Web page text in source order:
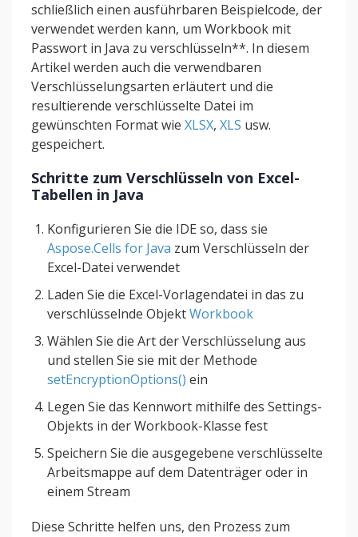
schließlich einen ausführbaren Beispielcode, der
verwendet werden kann, um Workbook mit
Passwort in Java zu verschlüsseln**. In diesem
Artikel werden auch die verwendbaren
Verschlüsselungsarten erläutert und die
resultierende verschlüsselte Datei im
gewünschten Format wie XLSX, XLS usw.
gespeichert.
Schritte zum Verschlüsseln von Excel-
Tabellen in Java
Konfigurieren Sie die IDE so, dass sie
Aspose.Cells for Java zum Verschlüsseln der
Excel-Datei verwendet
Laden Sie die Excel-Vorlagendatei in das zu
verschlüsselnde ObjektWorkbook
Wählen Sie die Art der Verschlüsselung aus
und stellen Sie sie mit der Methode
setEncryptionOptions() ein
Legen Sie das Kennwort mithilfe des Settings-
Objekts in der Workbook-Klasse fest
Speichern Sie die ausgegebene verschlüsselte
Arbeitsmappe auf dem Datenträger oder in
einem Stream
Diese Schritte helfen uns, den Prozess zum